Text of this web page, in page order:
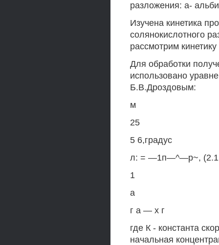
разложения: а-
Изучена кинетика
солянокислотного
рассмотрим
Для обработки
использовано
Б.В.Дроздовым:
м
25
5 6,градус
л: = —1п—^—р~,
1
а
г а — х г
где К - константа
начальная